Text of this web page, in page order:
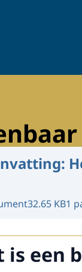
32.65 KB1
is een